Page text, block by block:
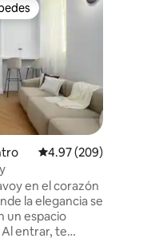
entre huéspedes
Calificación promedio:
4.97 (209)
en el corazón
la elegancia se
un espacio
entrar, te